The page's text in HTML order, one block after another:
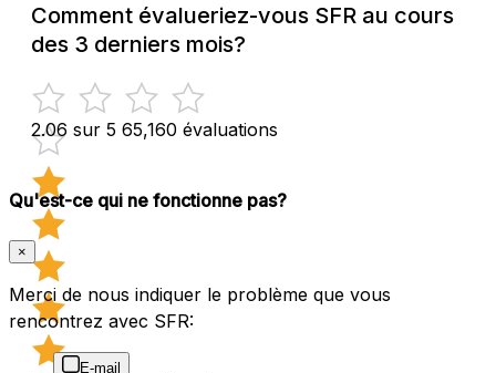
Comment évalueriez-vous SFR au cours
des 3 derniers mois?
2.06 sur 5 65,160 évaluations
Qu'est-ce qui ne fonctionne pas?
×
Merci de nous indiquer le problème que vous
rencontrez avec SFR:
E-mail